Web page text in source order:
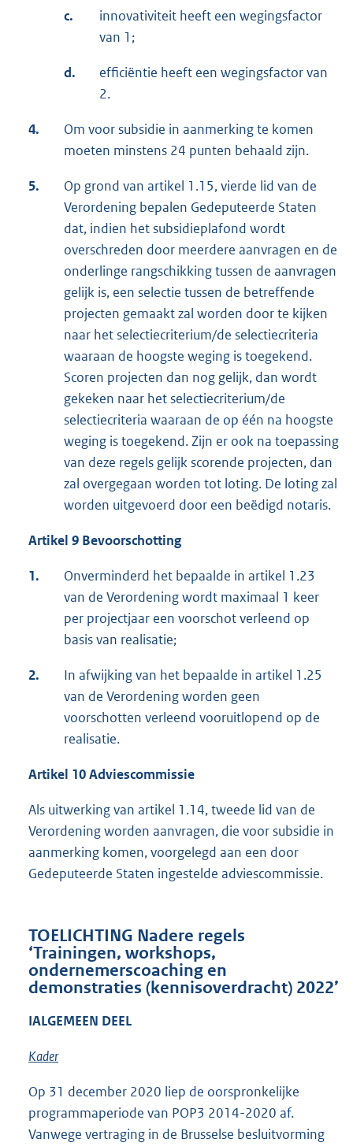
c.
innovativiteit heeft een wegingsfactor
van 1;
d.
efficiëntie heeft een wegingsfactor van
2.
4.
Om voor subsidie in aanmerking te komen
moeten minstens 24 punten behaald zijn.
5.
Op grond van artikel 1.15, vierde lid van de
Verordening bepalen Gedeputeerde Staten
dat, indien het subsidieplafond wordt
overschreden door meerdere aanvragen en de
onderlinge rangschikking tussen de aanvragen
gelijk is, een selectie tussen de betreffende
projecten gemaakt zal worden door te kijken
naar het selectiecriterium/de selectiecriteria
waaraan de hoogste weging is toegekend.
Scoren projecten dan nog gelijk, dan wordt
gekeken naar het selectiecriterium/de
selectiecriteria waaraan de op één na hoogste
weging is toegekend. Zijn er ook na toepassing
van deze regels gelijk scorende projecten, dan
zal overgegaan worden tot loting. De loting zal
worden uitgevoerd door een beëdigd notaris.
Artikel 9 Bevoorschotting
1.
Onverminderd het bepaalde in artikel 1.23
van de Verordening wordt maximaal 1 keer
per projectjaar een voorschot verleend op
basis van realisatie;
2.
In afwijking van het bepaalde in artikel 1.25
van de Verordening worden geen
voorschotten verleend vooruitlopend op de
realisatie.
Artikel 10 Adviescommissie
Als uitwerking van artikel 1.14, tweede lid van de
Verordening worden aanvragen, die voor subsidie in
aanmerking komen, voorgelegd aan een door
Gedeputeerde Staten ingestelde adviescommissie.
TOELICHTING Nadere regels
‘Trainingen, workshops,
ondernemerscoaching en
demonstraties (kennisoverdracht) 2022’
IALGEMEEN DEEL
Kader
Op 31 december 2020 liep de oorspronkelijke
programmaperiode van POP3 2014-2020 af.
Vanwege vertraging in de Brusselse besluitvorming